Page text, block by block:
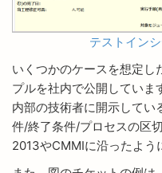
テストイン
いくつかのケースを想定し
プルを社内で公開していま
内部の技術者に開示してい
件/終了条件/プロセスの区
2013やCMMIに沿ったよう